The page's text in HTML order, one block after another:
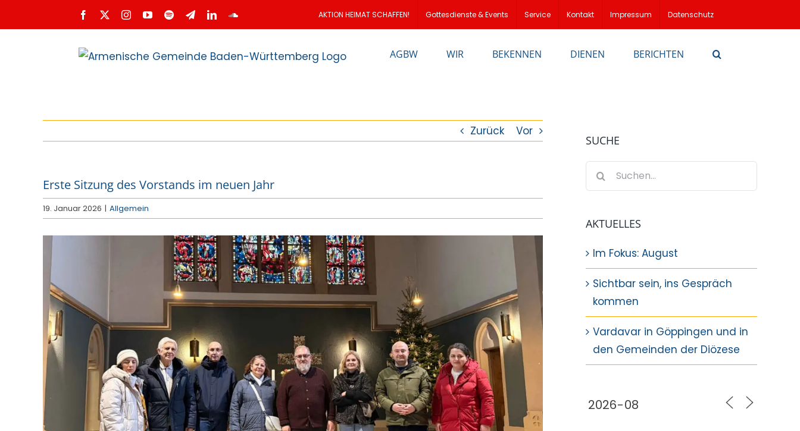
Inhalt
Facebook InstagramYouTube
SpotifyTelegramLinkedInSoundCloud AKTION HEIMAT SCHAFFEN! Gottesdienste & Events Service Kontakt Impressum Datenschutz
AGBW WIR BEKENNEN DIENEN BERICHTEN
Zurück Vor
Erste Sitzung des Vorstands im neuen Jahr
19. Januar 2026 | Allgemein
SUCHE
Suche
nach:
AKTUELLES
Im Fokus: August
Sichtbar sein, ins Gespräch
kommen
Vardavar in Göppingen und in
den Gemeinden der Diözese